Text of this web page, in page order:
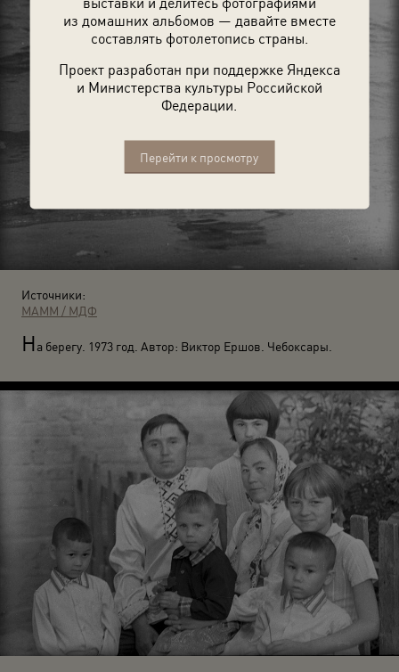
из домашних альбомов — давайте вместе
составлять фотолетопись страны.
Проект разработан при поддержке Яндекса
и Министерства культуры Российской
Федерации.
Перейти к просмотру
Источники:
МАММ / МДФ
На берегу. 1973 год. Автор: Виктор Ершов. Чебоксары.